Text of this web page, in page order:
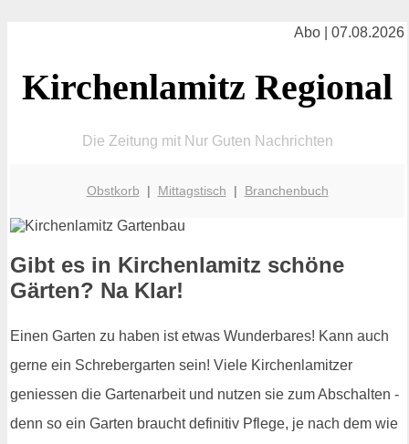
Abo | 07.08.2026
Kirchenlamitz Regional
Die Zeitung mit Nur Guten Nachrichten
Obstkorb | Mittagstisch | Branchenbuch
Gibt es in Kirchenlamitz schöne
Gärten? Na Klar!
Einen Garten zu haben ist etwas Wunderbares! Kann auch
gerne ein Schrebergarten sein! Viele Kirchenlamitzer
geniessen die Gartenarbeit und nutzen sie zum Abschalten -
denn so ein Garten braucht definitiv Pflege, je nach dem wie